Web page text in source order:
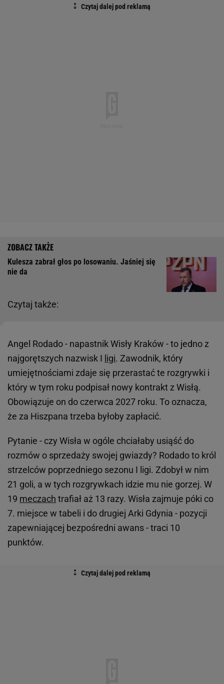
Czytaj także:
Kulesza zabrał głos po losowaniu. Jaśniej się
nie da
Angel Rodado - napastnik Wisły Kraków - to jedno z
najgorętszych nazwisk I ligi. Zawodnik, który
umiejętnościami zdaje się przerastać te rozgrywki i
który w tym roku podpisał nowy kontrakt z Wisłą.
Obowiązuje on do czerwca 2027 roku. To oznacza,
że za Hiszpana trzeba byłoby zapłacić.
Pytanie - czy Wisła w ogóle chciałaby usiąść do
rozmów o sprzedaży swojej gwiazdy? Rodado to król
strzelców poprzedniego sezonu I ligi. Zdobył w nim
21 goli, a w tych rozgrywkach idzie mu nie gorzej. W
19 meczach trafiał aż 13 razy. Wisła zajmuje póki co
7. miejsce w tabeli i do drugiej Arki Gdynia - pozycji
zapewniającej bezpośredni awans - traci 10
punktów.